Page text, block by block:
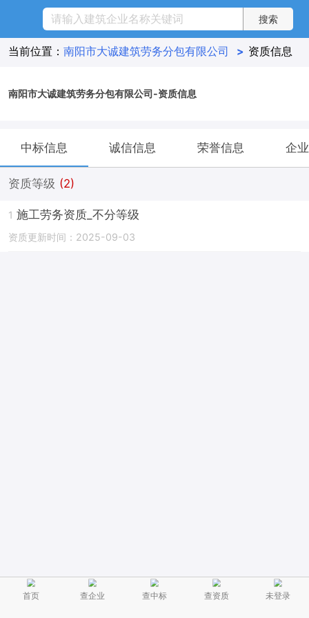
当前位置： 南阳市大诚建筑劳务分包有限公司 > 资质信息
南阳市大诚建筑劳务分包有限公司-资质信息
中标信息 诚信信息 荣誉信息 企
资质等级 (2)
1 施工劳务资质_不分等级
资质更新时间：2025-09-03
首页 查企业 查中标 查资质 未登录